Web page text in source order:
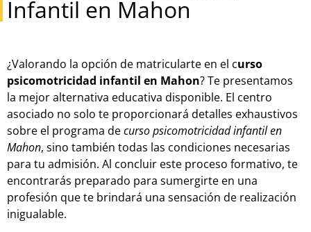
Infantil en Mahon
¿Valorando la opción de matricularte en el curso
psicomotricidad infantil en Mahon? Te presentamos
la mejor alternativa educativa disponible. El centro
asociado no solo te proporcionará detalles exhaustivos
sobre el programa decurso psicomotricidad infantil en
Mahon, sino también todas las condiciones necesarias
para tu admisión. Al concluir este proceso formativo, te
encontrarás preparado para sumergirte en una
profesión que te brindará una sensación de realización
inigualable.